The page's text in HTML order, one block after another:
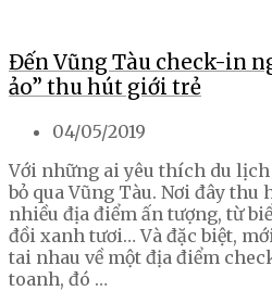
Đến Vũng Tàu check-in
ảo” thu hút giới trẻ
04/05/2019
Với những ai yêu thích du
bỏ qua Vũng Tàu. Nơi đây thu
nhiều địa điểm ấn tượng, từ
đồi xanh tươi… Và đặc biệt,
tai nhau về một địa điểm
toanh, đó …